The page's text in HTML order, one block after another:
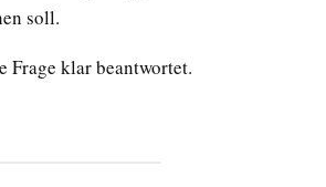
soll.
Frage klar beantwortet.